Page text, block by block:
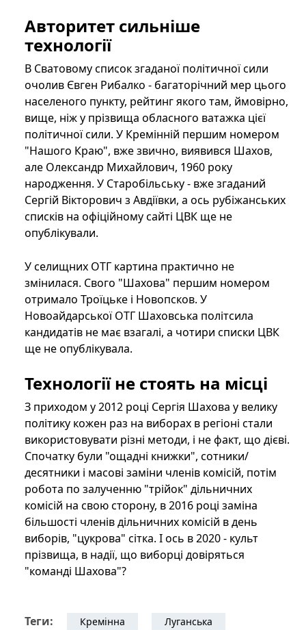
Авторитет сильніше
технології
В Сватовому список згаданої політичної сили
очолив Євген Рибалко - багаторічний мер цього
населеного пункту, рейтинг якого там, ймовірно,
вище, ніж у прізвища обласного ватажка цієї
політичної сили. У Кремінній першим номером
"Нашого Краю", вже звично, виявився Шахов,
але Олександр Михайлович, 1960 року
народження. У Старобільську - вже згаданий
Сергій Вікторович з Авдіївки, а ось рубіжанських
списків на офіційному сайті ЦВК ще не
опублікували.
У селищних ОТГ картина практично не
змінилася. Свого "Шахова" першим номером
отримало Троїцьке і Новопсков. У
Новоайдарської ОТГ Шаховська політсила
кандидатів не має взагалі, а чотири списки ЦВК
ще не опублікувала.
Технології не стоять на місці
З приходом у 2012 році Сергія Шахова у велику
політику кожен раз на виборах в регіоні стали
використовувати різні методи, і не факт, що дієві.
Спочатку були "ощадні книжки", сотники/
десятники і масові заміни членів комісій, потім
робота по залученню "трійок" дільничних
комісій на свою сторону, в 2016 році заміна
більшості членів дільничних комісій в день
виборів, "цукрова" сітка. І ось в 2020 - культ
прізвища, в надії, що виборці довіряться
"команді Шахова"?
Теги: Кремінна
Луганська